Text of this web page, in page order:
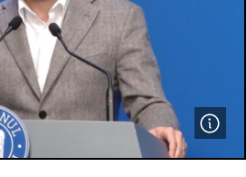
cont